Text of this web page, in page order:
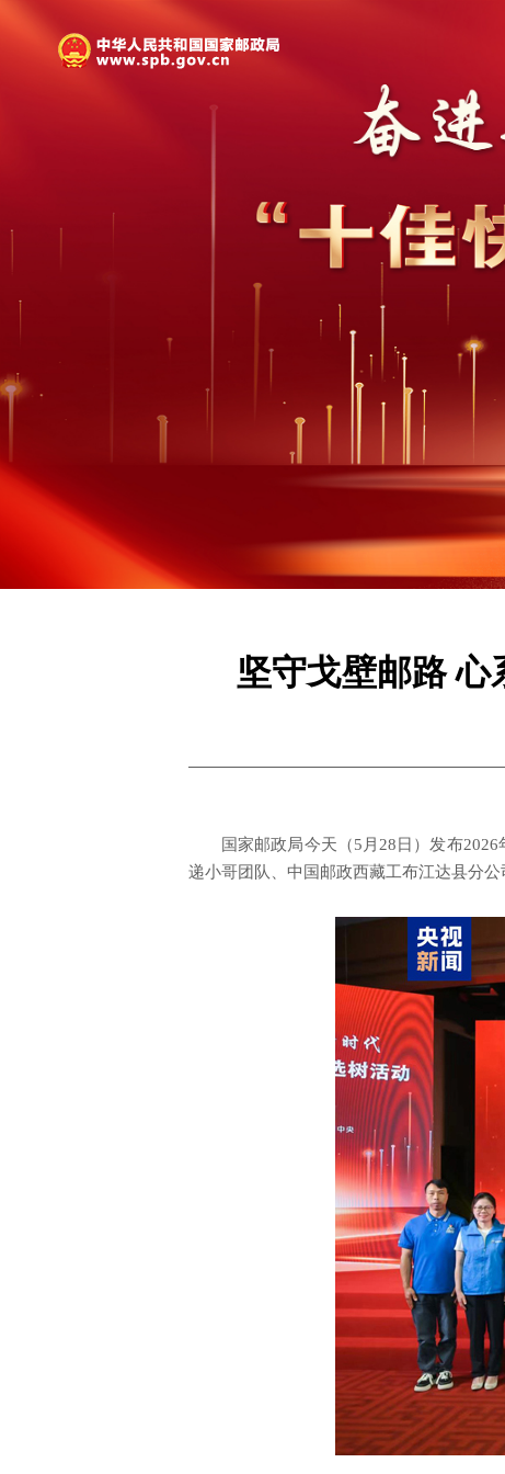
坚守戈壁邮路 心
国家邮政局今天（5月28日）发布
递小哥团队、中国邮政西藏工布江达县分公